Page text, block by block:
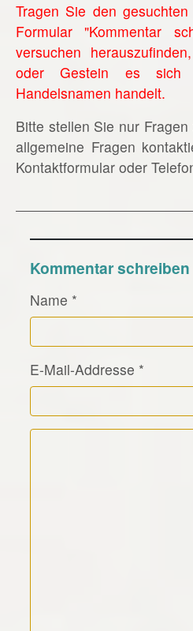
Tragen Sie den
Formular "Kommentar
versuchen
oder Gestein es sich
Handelsnamen handelt.
Bitte stellen Sie nur
allgemeine Fragen
Kontaktformular oder
Kommentar schreiben
Name *
E-Mail-Addresse *
Kommentar Text